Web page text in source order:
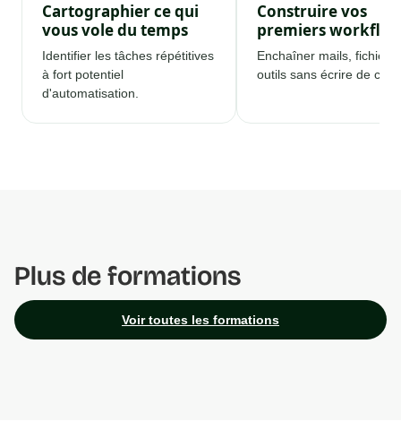
Cartographier ce qui
vous vole du temps
Identifier les tâches répétitives
à fort potentiel
d'automatisation.
Construire vos
premiers
Enchaîner mails, fichiers
outils sans écrire de
Plus de formations
Voir toutes les formations